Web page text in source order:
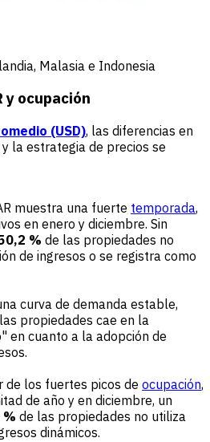
Malasia e Indonesia
y ocupación
(USD), las diferencias en
la estrategia de precios se
muestra una fuerte temporada,
en enero y diciembre. Sin
% de las propiedades no
de ingresos o se registra como
curva de demanda estable,
propiedades cae en la
en cuanto a la adopción de
de los fuertes picos de ocupación,
de año y en diciembre, un
% de las propiedades no utiliza
dinámicos.